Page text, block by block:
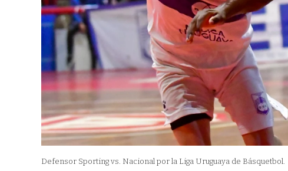
Defensor Sporting vs. Nacional por la Liga Uruguaya de Básquetbol.